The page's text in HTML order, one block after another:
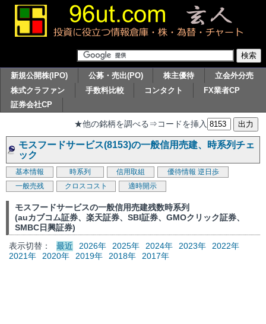
新規公開株(IPO) 公募・売出(PO) 株主優待
立会外分売
株式クラファン
手数料比較 コンタクト
FX業者CP
証券会社CP
★他の銘柄を調べる⇒コードを挿入
モスフードサービス(8153)の一般信用売建、時系列チェ
ック
基本情報 時系列 信用取組 優待情報 逆日歩
一般売残
クロスコスト 適時開示
モスフードサービスの一般信用売建残数時系列
(auカブコム証券、楽天証券、SBI証券、GMOクリック証券、
SMBC日興証券)
表示切替：
最近 2026年 2025年 2024年 2023年
2022年
2021年
2020年 2019年 2018年 2017年